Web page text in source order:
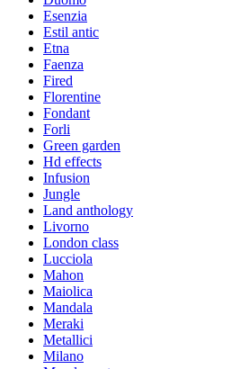
Esenzia
Estil antic
Etna
Faenza
Fired
Florentine
Fondant
Forli
Green garden
Hd effects
Infusion
Jungle
Land anthology
Livorno
London class
Lucciola
Mahon
Maiolica
Mandala
Meraki
Metallici
Milano